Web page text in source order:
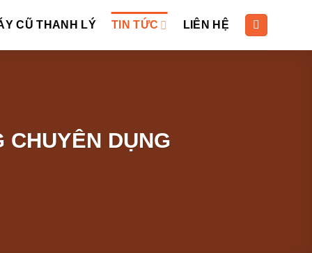
CŨ THANH LÝ TIN TỨC LIÊN HỆ
CHUYÊN DỤNG